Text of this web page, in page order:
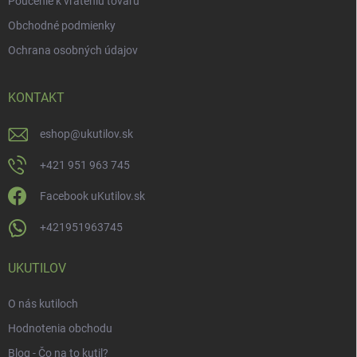
Obchodné podmienky
Ochrana osobných údajov
KONTAKT
eshop@ukutilov.sk
+421 951 963 745
Facebook uKutilov.sk
+421951963745
UKUTILOV
O nás kutiloch
Hodnotenia obchodu
Blog - Čo na to kutil?